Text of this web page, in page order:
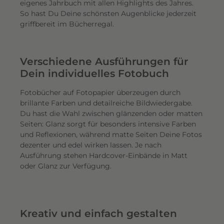
eigenes Jahrbuch mit allen Highlights des Jahres.
So hast Du Deine schönsten Augenblicke jederzeit
griffbereit im Bücherregal.
Verschiedene Ausführungen für
Dein individuelles Fotobuch
Fotobücher auf Fotopapier überzeugen durch
brillante Farben und detailreiche Bildwiedergabe.
Du hast die Wahl zwischen glänzenden oder matten
Seiten: Glanz sorgt für besonders intensive Farben
und Reflexionen, während matte Seiten Deine Fotos
dezenter und edel wirken lassen. Je nach
Ausführung stehen Hardcover-Einbände in Matt
oder Glanz zur Verfügung.
Kreativ und einfach gestalten